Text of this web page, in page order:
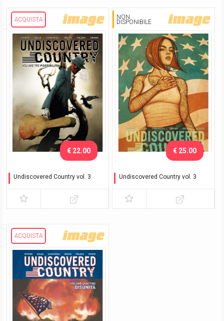
ACQUISTA
Undiscovered Country vol. 3
€ 22.00
NON
DISPONIBILE
Undiscovered Country vol. 3
Exclusive
€ 25.00
ACQUISTA